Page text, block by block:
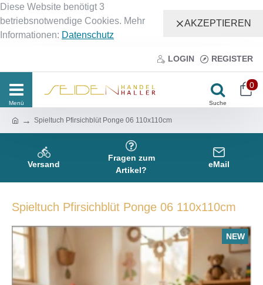
Diese Website benötigt 3
betriebsnotwendige Cookies. Mehr
Informationen: Datenschutz
AKZEPTIEREN
LOGIN REGISTER
0
Spieltuch Pfirsichblüt Ponge 06 110x110cm
Versand
Fragen zum
Artikel?
eMail
Spieltuch Pfirsichblüt Ponge 06 110x110cm
NEW